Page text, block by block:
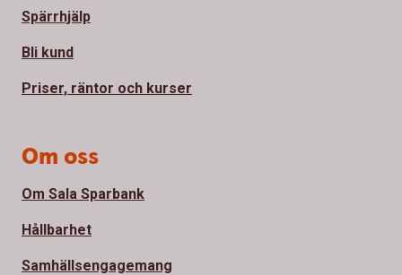
Spärrhjälp
Bli kund
Priser, räntor och kurser
Om oss
Om Sala Sparbank
Hållbarhet
Samhällsengagemang